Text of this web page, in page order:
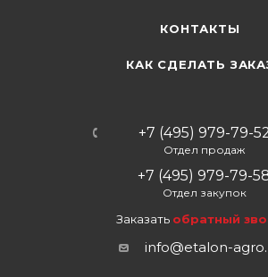
КОНТАКТЫ
КАК СДЕЛАТЬ
+7 (495) 979-79-
Отдел продаж
+7 (495) 979-79-
Отдел закупок
Заказать обратный
info@etalon-